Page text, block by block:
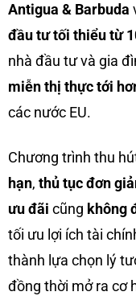
Antigua & Barbuda
đầu tư tối thiểu từ
nhà đầu tư và gia
miễn thị thực tới
các nước EU.
Chương trình thu
hạn, thủ tục đơn
ưu đãi cũng không
tối ưu lợi ích tài
thành lựa chọn lý
đồng thời mở ra cơ